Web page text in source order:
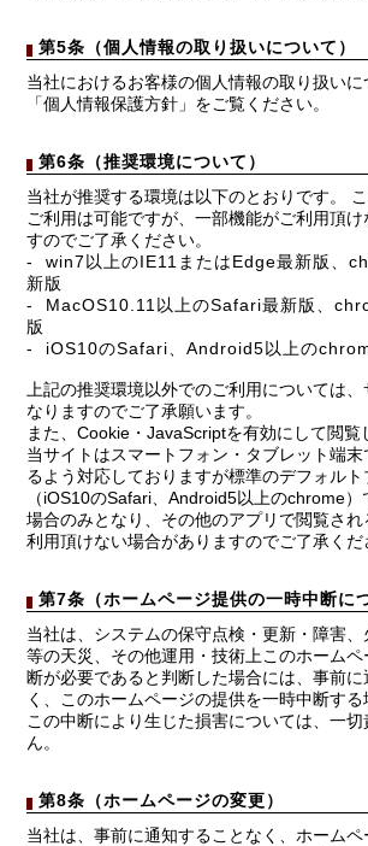
第5条（個人情報の取り扱いについて）
当社におけるお客様の個人情報の取り扱いに
「個人情報保護方針」をご覧ください。
第6条（推奨環境について）
当社が推奨する環境は以下のとおりです。
ご利用は可能ですが、一部機能がご利用頂け
すのでご了承ください。
win7以上のIE11またはEdge最新版、
新版
MacOS10.11以上のSafari最新版、
版
iOS10のSafari、Android5以上の
上記の推奨環境以外でのご利用については
なりますのでご了承願います。
また、Cookie・JavaScriptを有効にして閲覧
当サイトはスマートフォン・タブレット端末
るよう対応しておりますが標準のデフォルト
（iOS10のSafari、Android5以上のchrome
場合のみとなり、その他のアプリで閲覧さ
利用頂けない場合がありますのでご了承くだ
第7条（ホームページ提供の一時中断に
当社は、システムの保守点検・更新・障害
等の天災、その他運用・技術上このホーム
断が必要であると判断した場合には、事前
く、このホームページの提供を一時中断する
この中断により生じた損害については、一
ん。
第8条（ホームページの変更）
当社は、事前に通知することなく、ホーム